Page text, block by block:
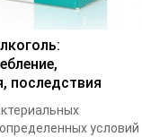
последствия
условий